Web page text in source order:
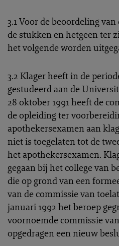
3.1 Voor de beoordeling
de stukken en hetgeen ter
het volgende worden
3.2 Klager heeft in de
gestudeerd aan de
28 oktober 1991 heeft de
de opleiding ter
apothekersexamen aan
niet is toegelaten tot de
het apothekersexamen.
gegaan bij het college van
die op grond van een
van de commissie van
januari 1992 het beroep
voornoemde commissie
opgedragen een nieuw